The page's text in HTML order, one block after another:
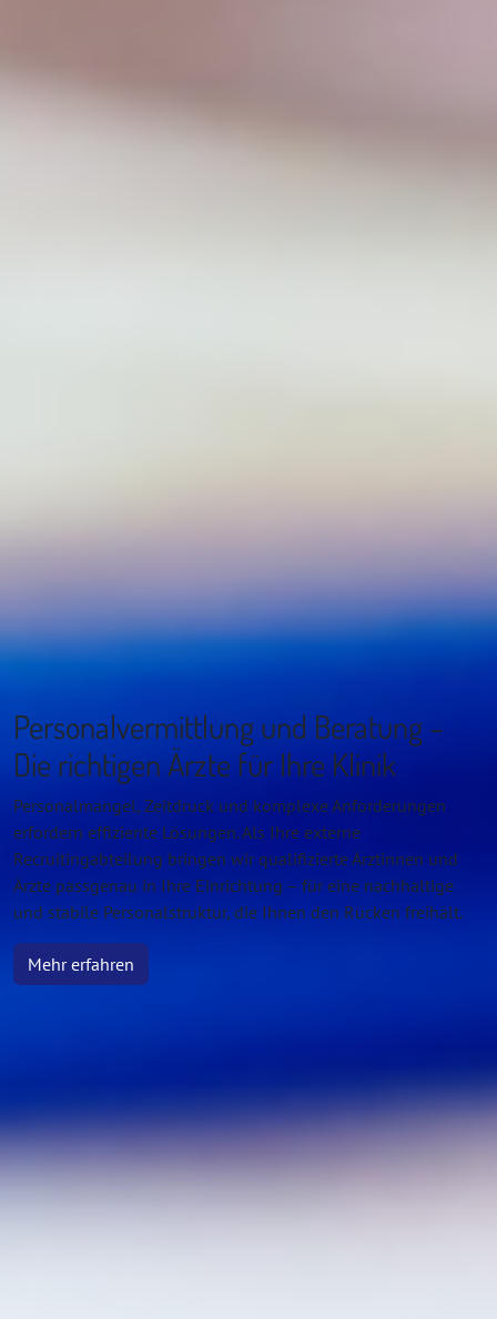
Personalvermittlung und Beratung –
Die richtigen Ärzte für Ihre Klinik
Personalmangel, Zeitdruck und komplexe Anforderungen
erfordern effiziente Lösungen. Als Ihre externe
Recruitingabteilung bringen wir qualifizierte Ärztinnen und
Ärzte passgenau in Ihre Einrichtung – für eine nachhaltige
und stabile Personalstruktur, die Ihnen den Rücken freihält.
Mehr erfahren